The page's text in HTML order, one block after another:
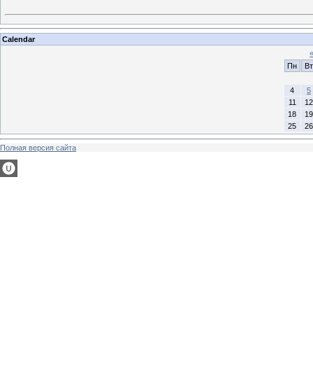
Calendar
«
Пн
Вт
4
5
11
12
18
19
25
26
Полная версия сайта